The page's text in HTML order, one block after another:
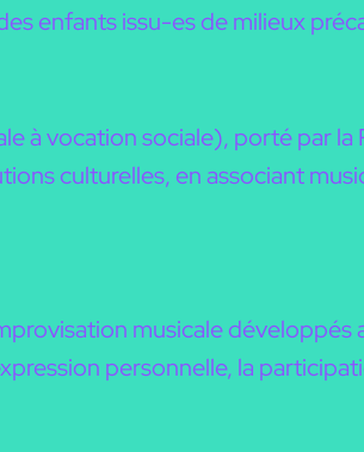
enfants issu-es de milieux
à vocation sociale), porté par la
culturelles, en associant
musicale
personnelle, la